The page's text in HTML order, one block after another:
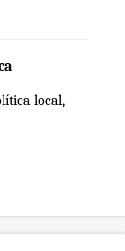
local,